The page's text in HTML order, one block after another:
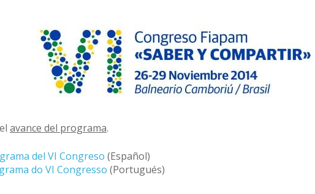
avance del programa.
del VI Congreso (Español)
do VI Congresso (Portugués)